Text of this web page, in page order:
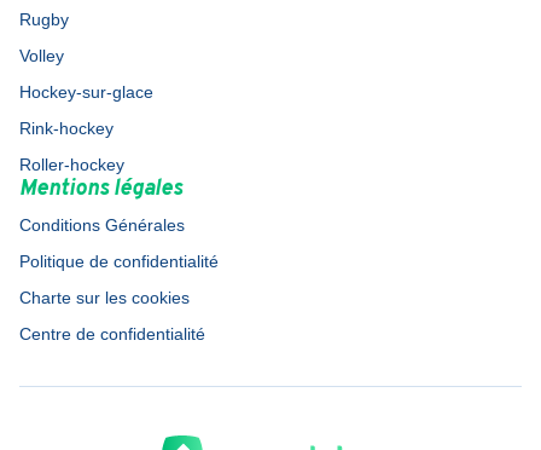
Rugby
Volley
Hockey-sur-glace
Rink-hockey
Roller-hockey
Mentions légales
Conditions Générales
Politique de confidentialité
Charte sur les cookies
Centre de confidentialité